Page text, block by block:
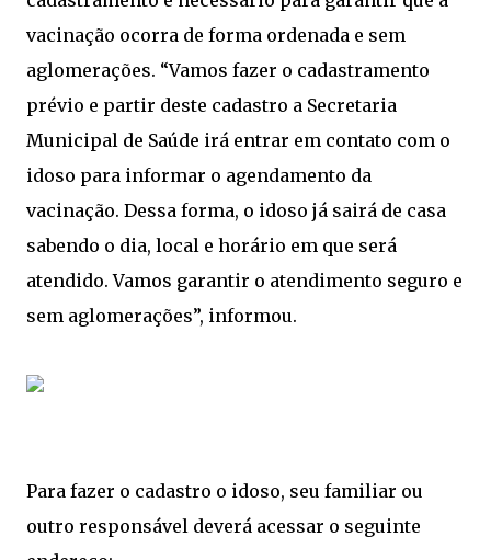
vacinação ocorra de forma ordenada e sem
aglomerações. “Vamos fazer o cadastramento
prévio e partir deste cadastro a Secretaria
Municipal de Saúde irá entrar em contato com o
idoso para informar o agendamento da
vacinação. Dessa forma, o idoso já sairá de casa
sabendo o dia, local e horário em que será
atendido. Vamos garantir o atendimento seguro e
sem aglomerações”, informou.
Para fazer o cadastro o idoso, seu familiar ou
outro responsável deverá acessar o seguinte